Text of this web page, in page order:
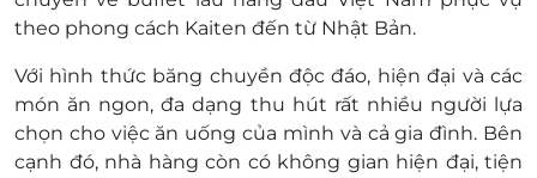
TMDV tổng hợp lô 5.5 số 8-10 Mai Chí Thọ, P.Thủ
L3-04D TTTM Thiso Mall số 385 Phan Huy Ích, P.14,
Q.Gò Vấp, Tp.Hồ Chí Minh
Lô 1F63-Tầng 1, TTTM Lotte Mart, 469 Nguyễn Hữu
Thọ, P.Tân Hưng, Q.7, Tp.Hồ Chí Minh
theo phong cách Kaiten đến từ Nhật Bản.
Với hình thức băng chuyền độc đáo, hiện đại và các
món ăn ngon, đa dạng thu hút rất nhiều người lựa
chọn cho việc ăn uống của mình và cả gia đình. Bên
cạnh đó, nhà hàng còn có không gian hiện đại, tiện